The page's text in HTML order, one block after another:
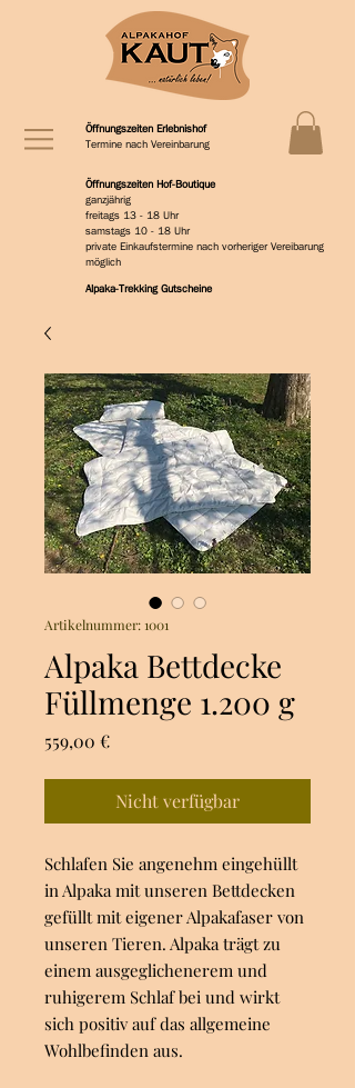
Öffnungszeiten Hof-Boutique
ganzjährig
freitags 13 - 18 Uhr
samstags 10 - 18 Uhr
private Einkaufstermine nach vorheriger Vereibarung
möglich
Öffnungszeiten Erlebnishof
Termine nach Vereinbarung
Alpaka-Trekking Gutscheine
Artikelnummer: 1001
Alpaka Bettdecke
Füllmenge 1.200 g
559,00 €Preis
Nicht verfügbar
Schlafen Sie angenehm eingehüllt
in Alpaka mit unseren Bettdecken
gefüllt mit eigener Alpakafaser von
unseren Tieren. Alpaka trägt zu
einem ausgeglichenerem und
ruhigerem Schlaf bei und wirkt
sich positiv auf das allgemeine
Wohlbefinden aus.